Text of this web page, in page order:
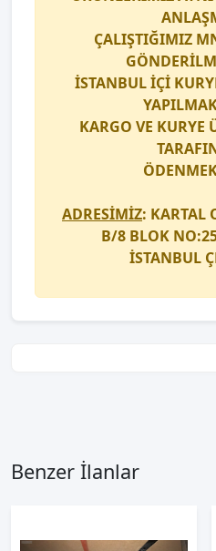
ÇALIŞTIĞIMIZ
İSTANBUL İÇİ
KARGO VE KURYE
ADRESİMİZ: KARTAL
B/8 BLOK
İSTANBUL
Benzer İlanlar